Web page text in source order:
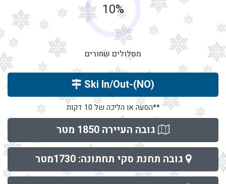
10%
מסלולים שחורים
(Ski In/Out-(NO
**הסעה או הליכה של 10 דקות
גובה העיירה 1850 מטר
גובה תחנת סקי תחתונה: 1730מטר